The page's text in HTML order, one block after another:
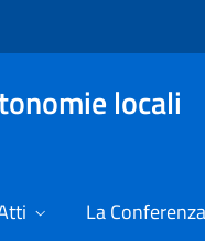
locali
La